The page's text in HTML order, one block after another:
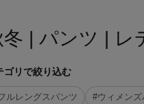
冬 | パンツ | レ
ゴリで絞り込む
ルレングスパンツ #ウィメンズ